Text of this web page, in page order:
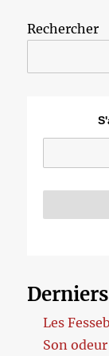
Rechercher
Les
Son